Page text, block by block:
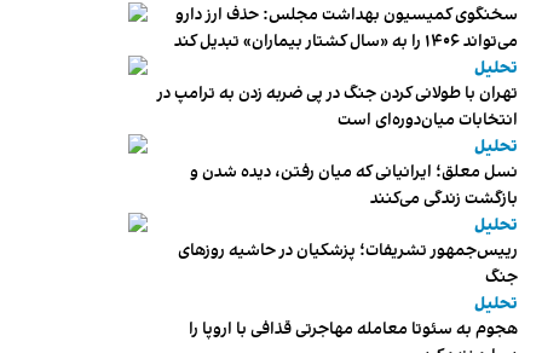
سخنگوی کمیسیون بهداشت مجلس: حذف ارز دارو
می‌تواند ۱۴۰۶ را به «سال کشتار بیماران» تبدیل کند
تحلیل
تهران با طولانی کردن جنگ در پی ضربه زدن به ترامپ در
انتخابات میان‌دوره‌ای است
تحلیل
نسل معلق؛ ایرانیانی که میان رفتن، دیده شدن و
بازگشت زندگی می‌کنند
تحلیل
رییس‌جمهور تشریفات؛ پزشکیان در حاشیه روزهای
جنگ
تحلیل
هجوم به سئوتا معامله مهاجرتی قذافی با اروپا را